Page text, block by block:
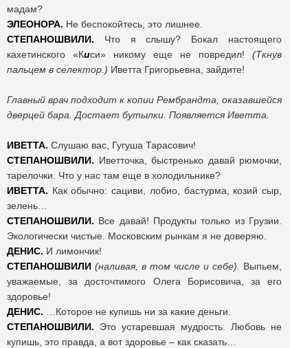
мадам?
ЭЛЕОНОРА. Не беспокойтесь, это лишнее.
СТЕПАНОШВИЛИ. Что я слышу? Бокал настоящего
кахетинского «Киси» никому еще не повредил! (Ткнув
пальцем в селектор.) Иветта Григорьевна, зайдите!
Главный врач подходит к копии Рембрандта, оказавшейся
дверцей бара. Достает бутылки. Появляется Иветта.
ИВЕТТА. Слушаю вас, Гугуша Тарасович!
СТЕПАНОШВИЛИ. Иветточка, быстренько давай рюмочки,
тарелочки. Что у нас там еще в холодильнике?
ИВЕТТА. Как обычно: сациви, лобио, бастурма, козий сыр,
зелень…
СТЕПАНОШВИЛИ. Все давай! Продукты только из Грузии.
Экологически чистые. Московским рынкам я не доверяю.
ДЕНИС. И лимончик!
СТЕПАНОШВИЛИ (наливая, в том числе и себе).
Выпьем,
уважаемые, за досточтимого Олега Борисовича, за его
здоровье!
ДЕНИС. …Которое не купишь ни за какие деньги.
СТЕПАНОШВИЛИ. Это устаревшая мудрость. Любовь не
купишь, это правда, а вот здоровье – как сказать…